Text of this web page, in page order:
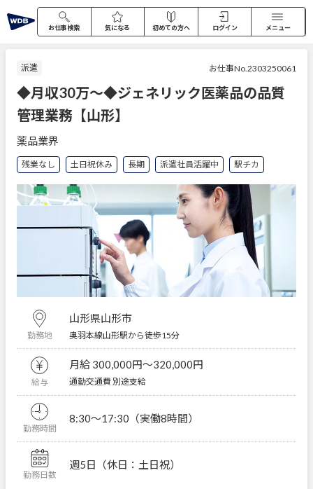
お仕事検索 気になる 初めての方へ ログイン メニュー
派遣 お仕事No.2303250061
◆月収30万～◆ジェネリック医薬品の品質
管理業務【山形】
薬品業界
残業なし 土日祝休み 長期 派遣社員活躍中 駅チカ
勤務地
山形県山形市
奥羽本線山形駅から徒歩15分
給与
月給 300,000円〜320,000円
通勤交通費 別途支給
勤務時間
8:30～17:30（実働8時間）
勤務日数
週5日（休日：土日祝）